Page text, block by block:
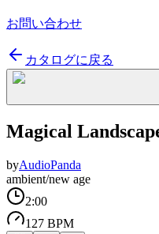
お問い合わせ
カタログに戻る
Magical
byAudioPanda
ambient/new age
2:00
127 BPM